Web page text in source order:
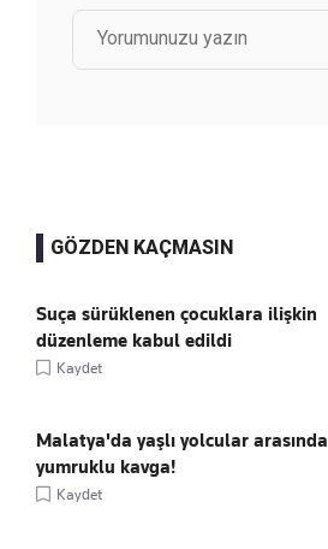
GÖZDEN KAÇMASIN
Suça sürüklenen çocuklara ilişkin
düzenleme kabul edildi
Kaydet
Malatya'da yaşlı yolcular arasında
yumruklu kavga!
Kaydet